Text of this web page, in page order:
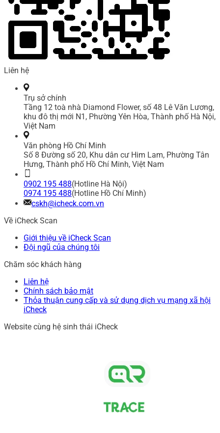
Liên hệ
Trụ sở chính
Tầng 12 toà nhà Diamond Flower, số 48 Lê Văn Lương,
khu đô thị mới N1, Phường Yên Hòa, Thành phố Hà Nội,
Việt Nam
Văn phòng Hồ Chí Minh
Số 8 Đường số 20, Khu dân cư Him Lam, Phường Tân
Hưng, Thành phố Hồ Chí Minh, Việt Nam
0902 195 488(Hotline Hà Nội)
0974 195 488(Hotline Hồ Chí Minh)
cskh@icheck.com.vn
Về iCheck Scan
Giới thiệu về iCheck Scan
Đội ngũ của chúng tôi
Chăm sóc khách hàng
Liên hệ
Chính sách bảo mật
Thỏa thuận cung cấp và sử dụng dịch vụ mạng xã hội
iCheck
Website cùng hệ sinh thái iCheck